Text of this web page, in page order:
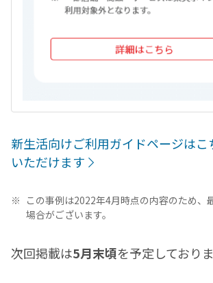
新生活向けご利用ガイドページは
いただけます
この事例は2022年4月時点の内容のため、
場合がございます。
次回掲載は5月末頃を予定しておりま